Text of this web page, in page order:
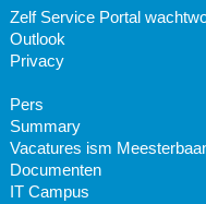
Zelf Service Portal
Outlook
Privacy
Pers
Summary
Vacatures ism
Documenten
IT Campus